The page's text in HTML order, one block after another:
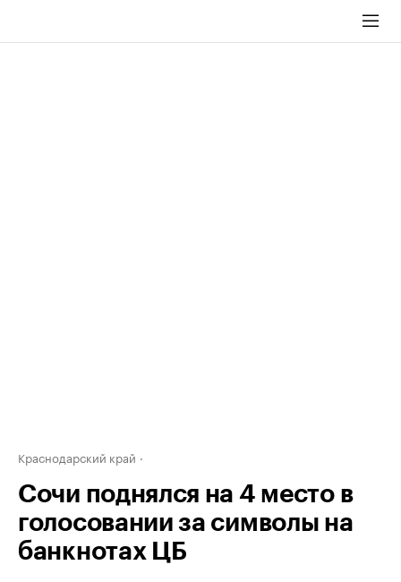
Краснодарский край
Сочи поднялся на 4 место в
голосовании за символы на
банкнотах ЦБ